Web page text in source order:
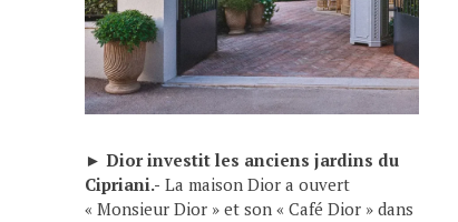
► Dior investit les anciens jardins du
Cipriani.- La maison Dior a ouvert
« Monsieur Dior » et son « Café Dior » dans